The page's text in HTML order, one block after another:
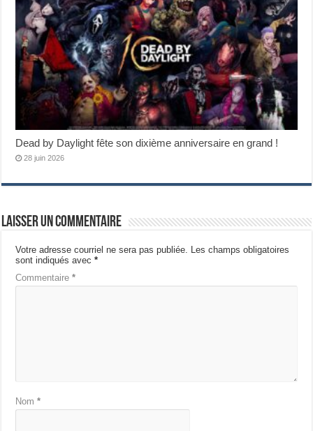
Dead by Daylight fête son dixième anniversaire en grand !
28 juin 2026
Laisser un commentaire
Votre adresse courriel ne sera pas publiée.
Les champs obligatoires
sont indiqués avec*
Commentaire*
Nom*